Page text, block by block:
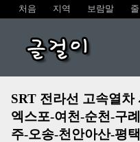
처음 지역 보람말
글걸이
SRT 전라선 고속열차
엑스포-여천-순천-구
주-오송-천안아산-평